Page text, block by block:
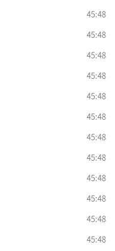
45:48
45:48
45:48
45:48
45:48
45:48
45:48
45:48
45:48
45:48
45:48
45:48